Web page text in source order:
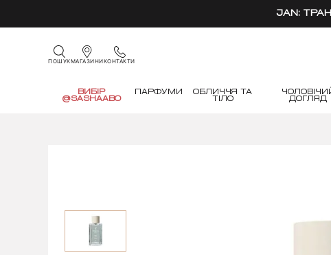
JAN:
ПОШУКМАГАЗИНИКОНТАКТИ
ВИБІР
@SASHAABO
ПАРФУМИ
ОБЛИЧЧЯ ТА
ТІЛО
ДОГЛЯД